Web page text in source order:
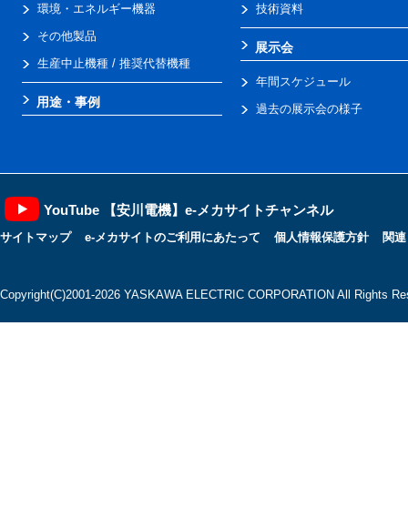
環境・エネルギー機器
その他製品
生産中止機種 / 推奨代替機種
用途・事例
技術資料
展示会
年間スケジュール
過去の展示会の様子
YouTube 【安川電機】e-メカサイトチャンネル
サイトマップ e-メカサイトのご利用にあたって 個人情報保護方針 関
Copyright(C)2001‐2026 YASKAWA ELECTRIC CORPORATION All Rights